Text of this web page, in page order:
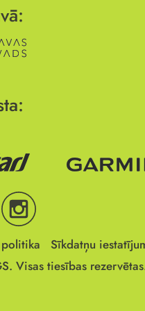
Sīkdatņu
Visas tiesības